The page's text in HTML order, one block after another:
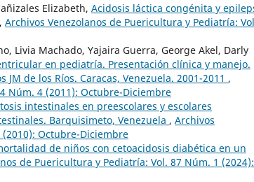
Elizabeth, Acidosis láctica congénita y
, Archivos Venezolanos de Puericultura y Pediatría:
Livia Machado, Yajaira Guerra, George Akel, Darly
en pediatría. Presentación clínica y manejo.
de los Ríos. Caracas, Venezuela. 2001-2011 ,
Núm. 4 (2011): Octubre-Diciembre
intestinales en preescolares y escolares
Barquisimeto, Venezuela , Archivos
Octubre-Diciembre
de niños con cetoacidosis diabética en un
de Puericultura y Pediatría: Vol. 87 Núm. 1 (2024):